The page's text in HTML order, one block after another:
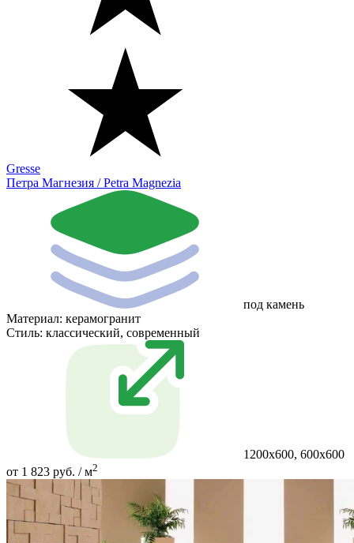
Gresse
Петра Магнезия / Petra Magnezia
под камень
Материал: керамогранит
Стиль: классический, современный
1200х600, 600х600
от 1 823 руб. / м2